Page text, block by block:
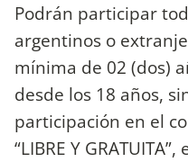
Podrán participar
argentinos o
mínima de 02 (dos)
desde los 18 años,
participación en el
“LIBRE Y